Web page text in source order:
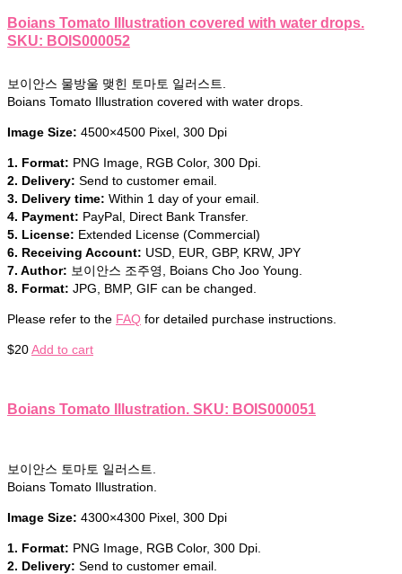
Boians Tomato Illustration covered with water drops.
SKU: BOIS000052
보이안스 물방울 맺힌 토마토 일러스트.
Boians Tomato Illustration covered with water drops.
Image Size: 4500×4500 Pixel, 300 Dpi
1. Format: PNG Image, RGB Color, 300 Dpi.
2. Delivery: Send to customer email.
3. Delivery time: Within 1 day of your email.
4. Payment: PayPal, Direct Bank Transfer.
5. License: Extended License (Commercial)
6. Receiving Account: USD, EUR, GBP, KRW, JPY
7. Author: 보이안스 조주영, Boians Cho Joo Young.
8. Format: JPG, BMP, GIF can be changed.
Please refer to the FAQ for detailed purchase instructions.
$20Add to cart
Boians Tomato Illustration. SKU: BOIS000051
보이안스 토마토 일러스트.
Boians Tomato Illustration.
Image Size: 4300×4300 Pixel, 300 Dpi
1. Format: PNG Image, RGB Color, 300 Dpi.
2. Delivery: Send to customer email.